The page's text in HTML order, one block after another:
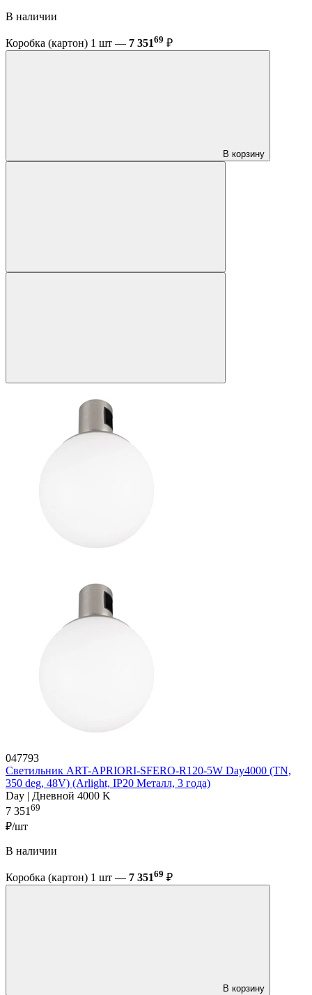
В наличии
Коробка (картон) 1 шт — 7 35169 ₽
В корзину
047793
Светильник ART-APRIORI-SFERO-R120-5W Day4000 (TN,
350 deg, 48V) (Arlight, IP20 Металл, 3 года)
Day | Дневной 4000 K
7 35169
₽/шт
В наличии
Коробка (картон) 1 шт — 7 35169 ₽
В корзину